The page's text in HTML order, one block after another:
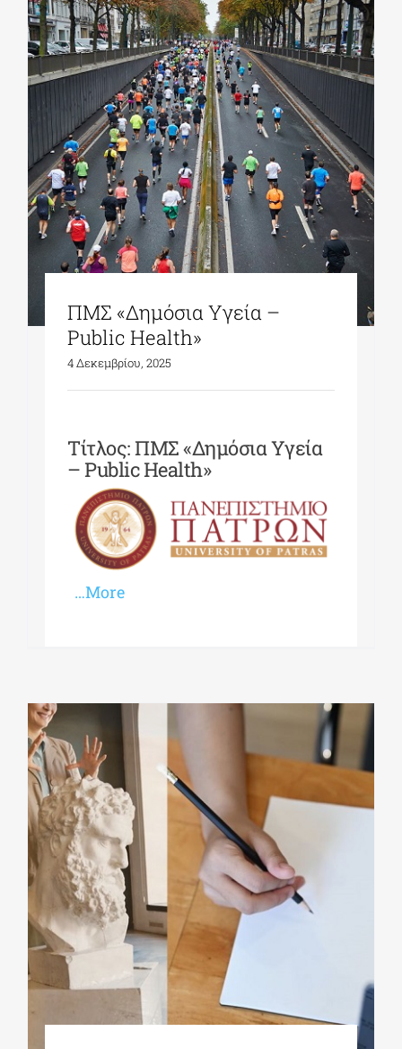
ΠΜΣ «Δημόσια Υγεία –
Public Health»
4 Δεκεμβρίου, 2025
Τίτλος: ΠΜΣ «Δημόσια Υγεία
– Public Health»
…More